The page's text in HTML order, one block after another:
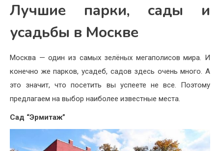
Лучшие парки, сады и
усадьбы в Москве
Москва — один из самых зелёных мегаполисов мира. И
конечно же парков, усадеб, садов здесь очень много. А
это значит, что посетить вы успеете не все. Поэтому
предлагаем на выбор наиболее известные места.
Сад “Эрмитаж”